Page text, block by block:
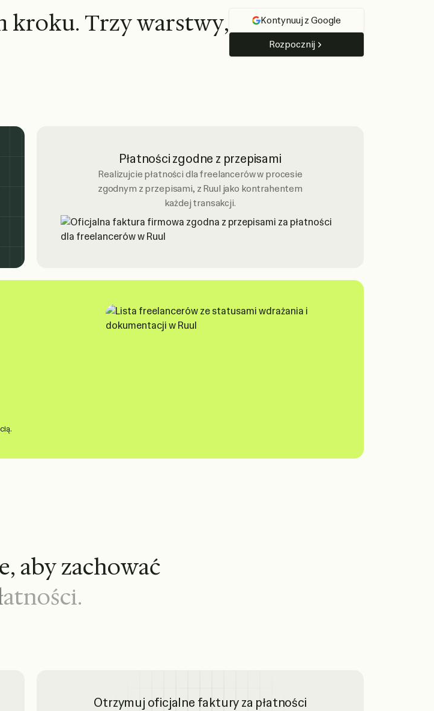
kroku. Trzywarstwy,
Kontynuuj z Google
Rozpocznij
Płatności zgodne z przepisami
Realizujcie płatności dla freelancerów w procesie
zgodnym z przepisami, z Ruul jako kontrahentem
każdej transakcji.
e, abyzachować
atności.
Otrzymuj oficjalne faktury za płatności